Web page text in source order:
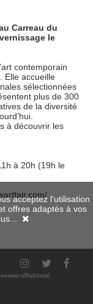
Carreau du
le
contemporain
Elle accueille
sélectionnées
plus de 300
de la diversité
à découvrir les
à 20h (19h le
Publicité
acceptez l'utilisation
offres adaptés à vos